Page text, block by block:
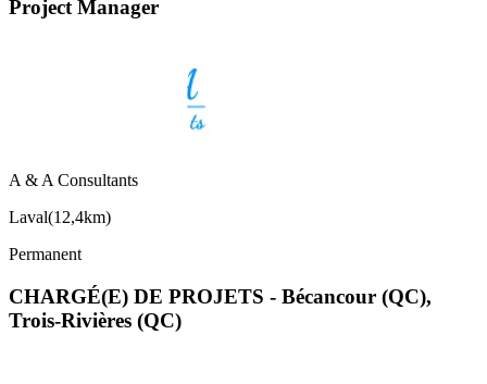
Project Manager
A & A Consultants
Laval(12,4km)
Permanent
CHARGÉ(E) DE PROJETS - Bécancour (QC),
Trois-Rivières (QC)